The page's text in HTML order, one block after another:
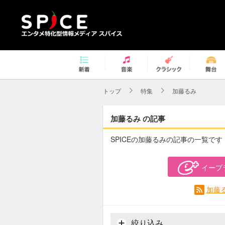
トップ 特集 加藤るみ
加藤るみ の記事
SPICEの加藤るみの記事の一覧です
イープ
加藤